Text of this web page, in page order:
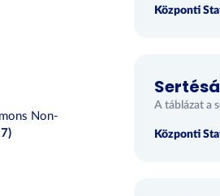
Non-
Központi
A táblázat a
Központi